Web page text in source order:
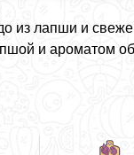
из лапши и
и ароматом